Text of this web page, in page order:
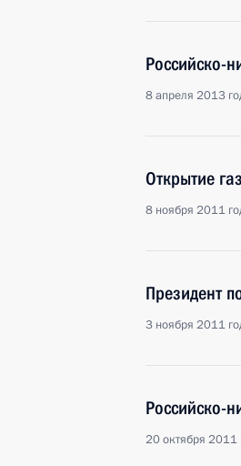
Российско-
8 апреля 2013
Открытие
8 ноября 2011
Президент
3 ноября 2011
Российско-
20 октября 2011